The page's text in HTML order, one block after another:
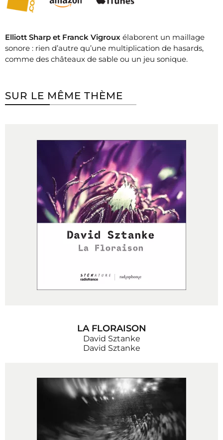
Elliott Sharp et Franck Vigroux élaborent un maillage
sonore : rien d’autre qu’une multiplication de hasards,
comme des châteaux de sable ou un jeu sonique.
SUR LE MÊME THÈME
LA FLORAISON
David Sztanke
David Sztanke